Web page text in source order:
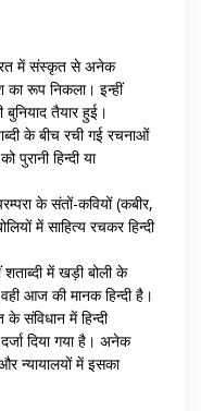
में संस्कृत से अनेक
रूप निकला। इन्हीं
तैयार हुई।
के बीच रची गई रचनाओं
पुरानी हिन्दी या
के संतों-कवियों (कबीर,
में साहित्य रचकर हिन्दी
में खड़ी बोली के
आज की मानक हिन्दी है।
संविधान में हिन्दी
दिया गया है। अनेक
और न्यायालयों में इसका